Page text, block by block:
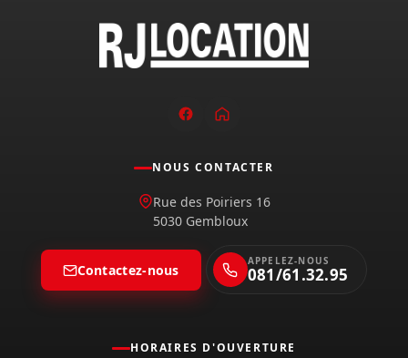
HORAIRES D'OUVERTURE
NOUS CONTACTER
Rue des Poiriers 16
5030 Gembloux
Contactez-nous
APPELEZ-NOUS
081/61.32.95